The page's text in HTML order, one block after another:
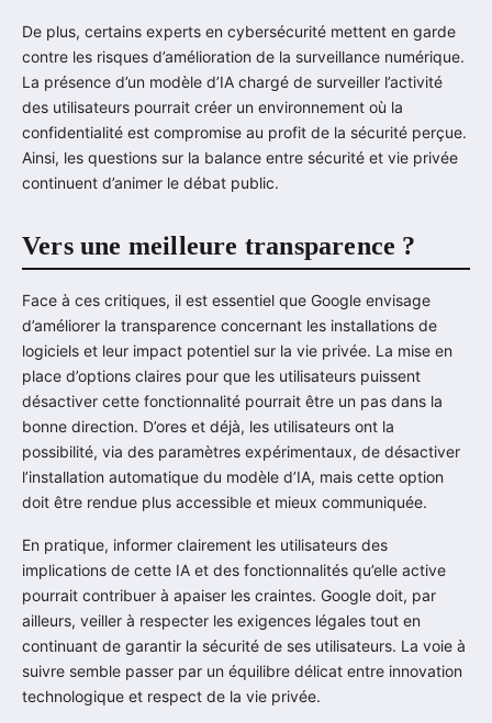
De plus, certains experts en cybersécurité mettent en garde
contre les risques d’amélioration de la surveillance numérique.
La présence d’un modèle d’IA chargé de surveiller l’activité
des utilisateurs pourrait créer un environnement où la
confidentialité est compromise au profit de la sécurité perçue.
Ainsi, les questions sur la balance entre sécurité et vie privée
continuent d’animer le débat public.
Vers une meilleure transparence ?
Face à ces critiques, il est essentiel que Google envisage
d’améliorer la transparence concernant les installations de
logiciels et leur impact potentiel sur la vie privée. La mise en
place d’options claires pour que les utilisateurs puissent
désactiver cette fonctionnalité pourrait être un pas dans la
bonne direction. D’ores et déjà, les utilisateurs ont la
possibilité, via des paramètres expérimentaux, de désactiver
l’installation automatique du modèle d’IA, mais cette option
doit être rendue plus accessible et mieux communiquée.
En pratique, informer clairement les utilisateurs des
implications de cette IA et des fonctionnalités qu’elle active
pourrait contribuer à apaiser les craintes. Google doit, par
ailleurs, veiller à respecter les exigences légales tout en
continuant de garantir la sécurité de ses utilisateurs. La voie à
suivre semble passer par un équilibre délicat entre innovation
technologique et respect de la vie privée.